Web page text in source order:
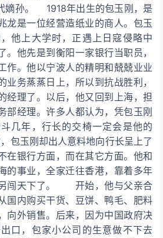
嫡孙。 1918年出生的包玉刚，是
龙是一位经营造纸业的商人。包玉
他上大学时，正遇上日寇侵略中
。他先是到衡阳一家银行当职员，
作。他以宁波人的精明和兢兢业业
业务蒸蒸日上，所以到抗战胜利，
经理了。以后，他又回到上海，担
部经理。许多人都认为，凭包玉刚
几年，行长的交椅一定会是他的
玉刚却出人意料地向行长呈上了
在银行方面，而在其它方面。他和
的事业，全家迁往香港，靠着多年
闯天下了。 开始，他与父亲合
国内购买干货、豆饼、鸭毛、肥料
向外销售。后来，因为中国政府决
口，包家小公司的生意做不下去